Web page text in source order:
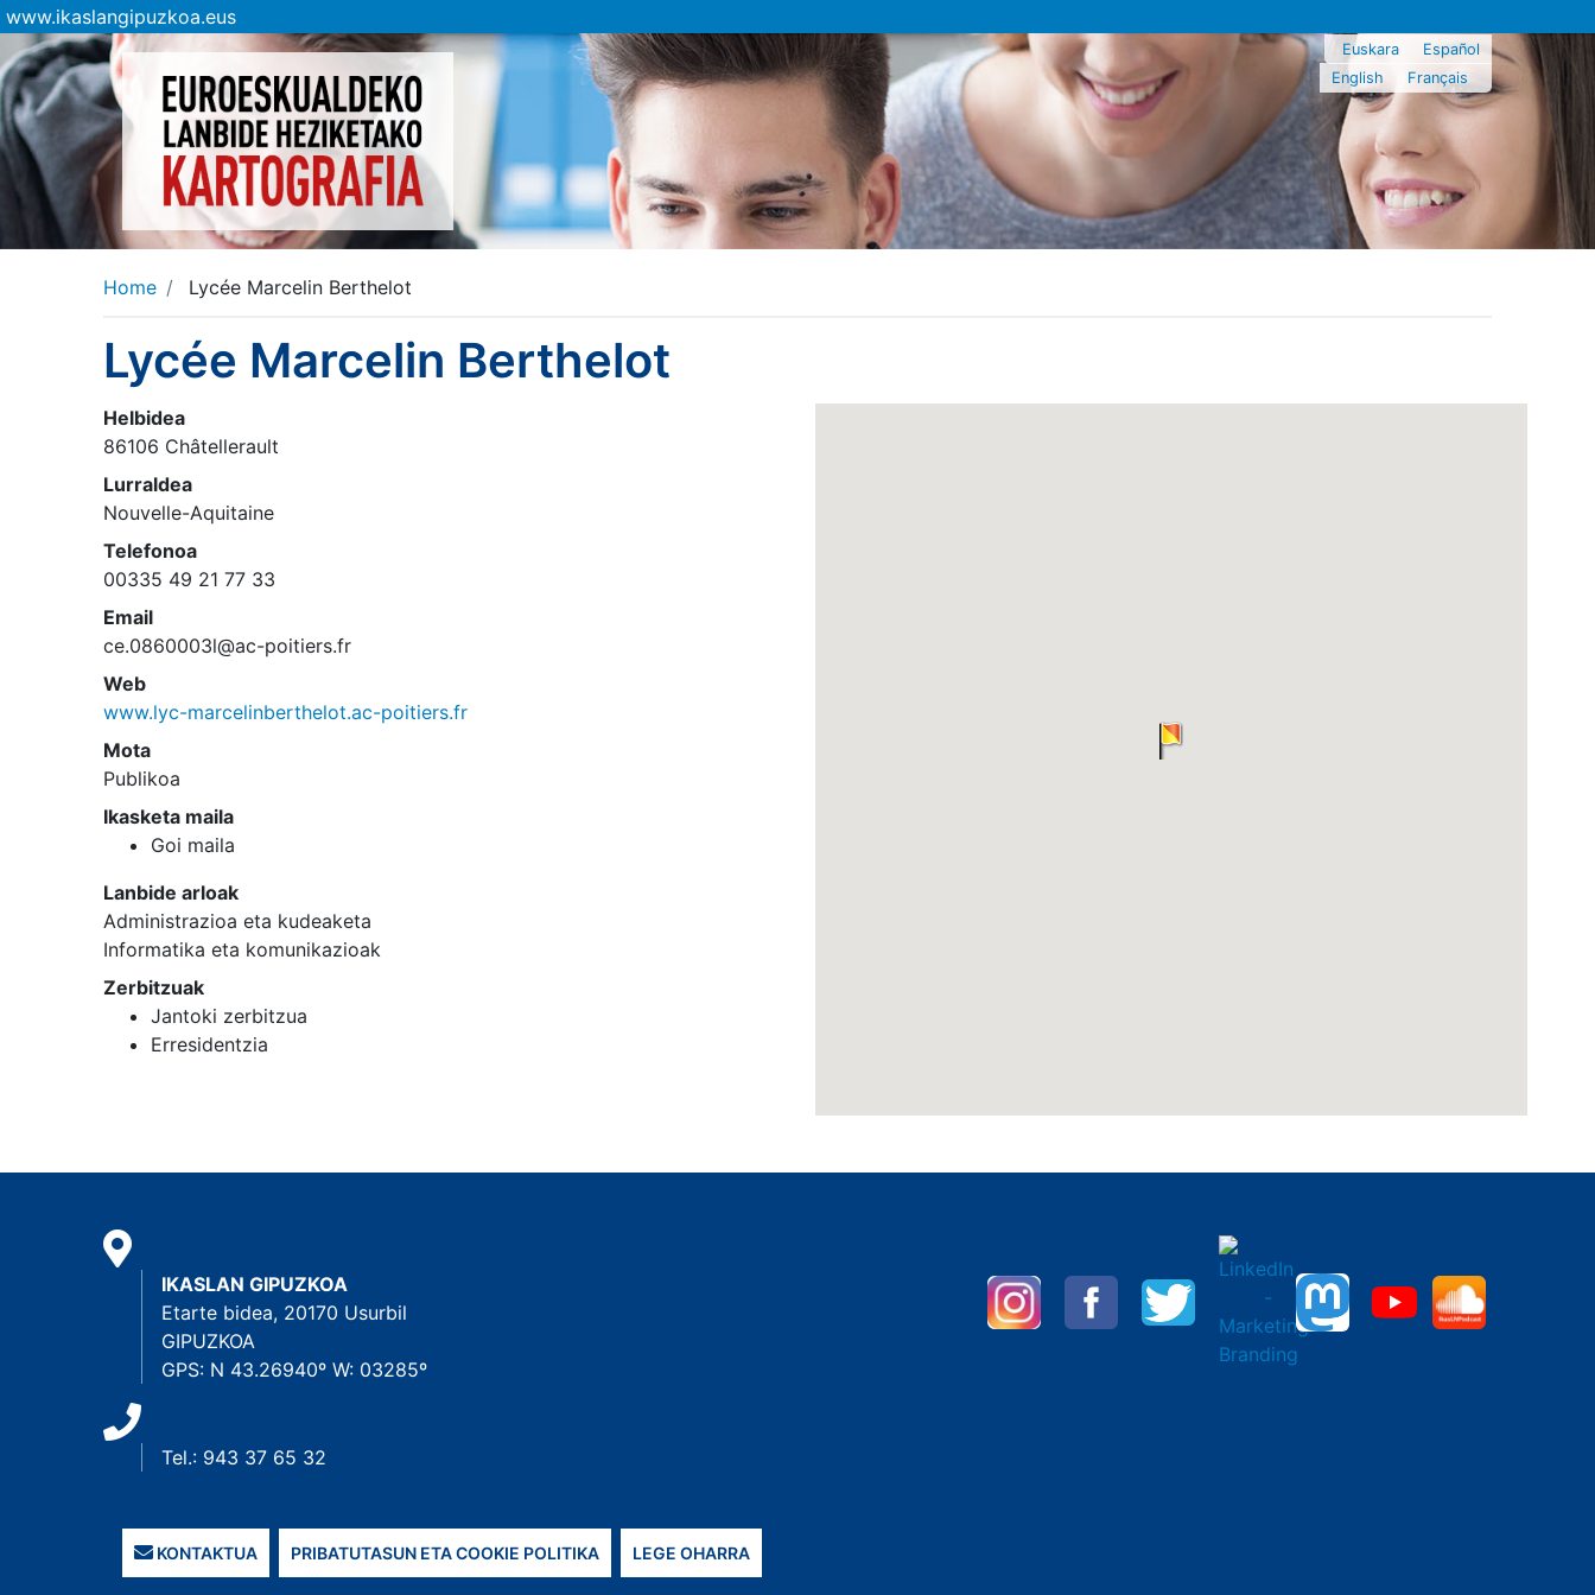
www.ikaslangipuzkoa.eus
Euskara
Español
English
Français
Home Lycée Marcelin Berthelot
Lycée Marcelin Berthelot
Helbidea
86106 Châtellerault
Lurraldea
Nouvelle-Aquitaine
Telefonoa
00335 49 21 77 33
Email
ce.0860003l@ac-poitiers.fr
Web
www.lyc-marcelinberthelot.ac-poitiers.fr
Mota
Publikoa
Ikasketa maila
Goi maila
Lanbide arloak
Administrazioa eta kudeaketa
Informatika eta komunikazioak
Zerbitzuak
Jantoki zerbitzua
Erresidentzia
IKASLAN GIPUZKOA
Etarte bidea, 20170 Usurbil
GIPUZKOA
GPS: N 43.26940º W: 03285º
Tel.: 943 37 65 32
KONTAKTUA PRIBATUTASUN ETA COOKIE POLITIKA LEGE OHARRA